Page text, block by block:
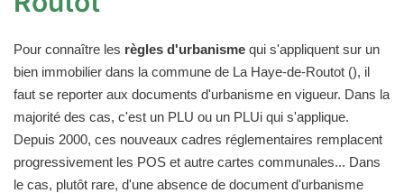
Pour connaître les règles d'urbanisme qui s'appliquent sur un
bien immobilier dans la commune de La Haye-de-Routot (), il
faut se reporter aux documents d'urbanisme en vigueur. Dans la
majorité des cas, c'est un PLU ou un PLUi qui s'applique.
Depuis 2000, ces nouveaux cadres réglementaires remplacent
progressivement les POS et autre cartes communales... Dans
le cas, plutôt rare, d'une absence de document d'urbanisme